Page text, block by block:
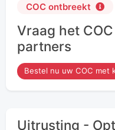
COC ontbreekt
Vraag het
partners
Bestel nu uw COC met
Uitrusting -